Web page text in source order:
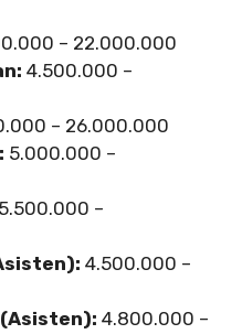
– 22.000.000
4.500.000 –
– 26.000.000
5.000.000 –
5.500.000 –
4.500.000 –
4.800.000 –